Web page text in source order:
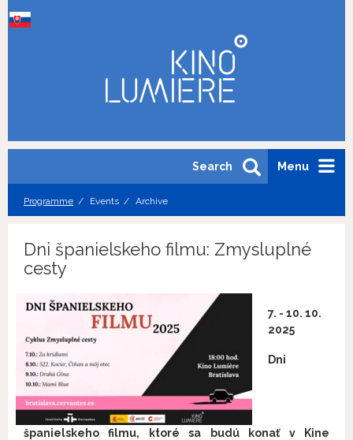
Menu
Search
Programme Events Archive
Dni španielskeho filmu: Zmysluplné
cesty
7. - 10. 10.
2025
Dni
španielskeho filmu, ktoré sa budú konať v Kine